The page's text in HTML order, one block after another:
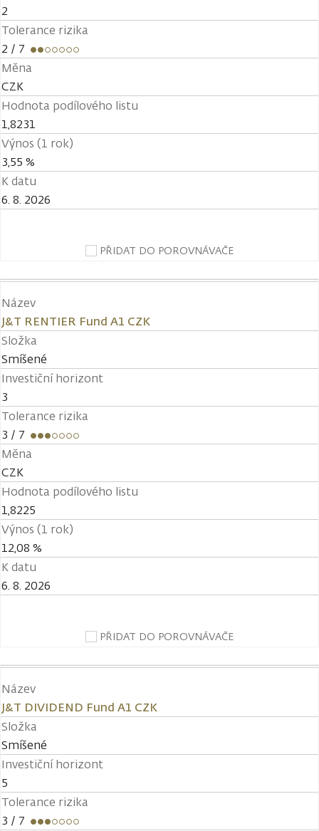
2
Tolerance rizika
2 / 7
Měna
CZK
Hodnota podílového listu
1,8231
Výnos (1 rok)
3,55 %
K datu
6. 8. 2026
PŘIDAT DO POROVNÁVAČE
Název
J&T RENTIER Fund A1 CZK
Složka
Smíšené
Investiční horizont
3
Tolerance rizika
3 / 7
Měna
CZK
Hodnota podílového listu
1,8225
Výnos (1 rok)
12,08 %
K datu
6. 8. 2026
PŘIDAT DO POROVNÁVAČE
Název
J&T DIVIDEND Fund A1 CZK
Složka
Smíšené
Investiční horizont
5
Tolerance rizika
3 / 7